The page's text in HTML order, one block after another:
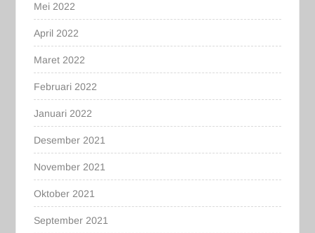
Mei 2022
April 2022
Maret 2022
Februari 2022
Januari 2022
Desember 2021
November 2021
Oktober 2021
September 2021